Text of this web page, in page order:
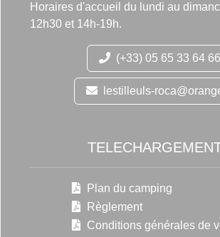
Horaires d'accueil du lundi au
12h30 et 14h-19h.
(+33) 05 65 33 64 66
lestilleuls-
Plan du camping
Règlement
Conditions générales de